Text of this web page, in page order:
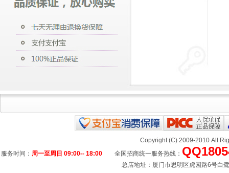
Copyright (C) 2009-2010 All
服务时间： 周一至周日 09:00-- 18:00全国招商统一服务热线：
总店地址：厦门市思明区虎园路6号白